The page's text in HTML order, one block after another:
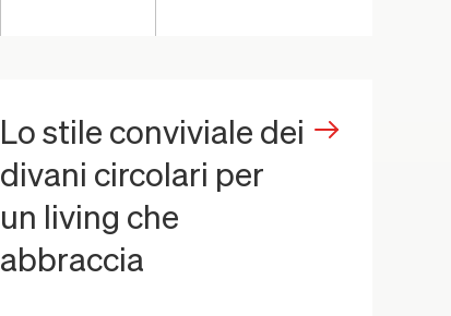
Lo stile conviviale dei
divani circolari per
un living che
abbraccia